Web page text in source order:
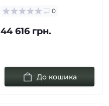
0
44 616 грн.
До кошика